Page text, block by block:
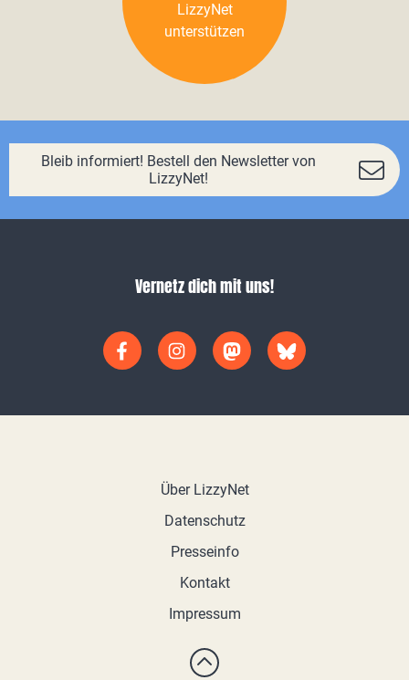
LizzyNet
unterstützen
Bleib informiert! Bestell den Newsletter von
LizzyNet!
Vernetz dich mit uns!
Über LizzyNet
Datenschutz
Presseinfo
Kontakt
Impressum